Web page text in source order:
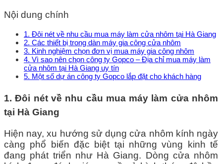
Nội dung chính
1. Đôi nét về nhu cầu mua máy làm cửa nhôm tại Hà Giang
2. Các thiết bị trong dàn máy gia công cửa nhôm
3. Kinh nghiệm chọn đơn vị mua máy gia công nhôm
4. Vì sao nên chọn công ty Gopco – Địa chỉ mua máy làm
cửa nhôm tại Hà Giang uy tín
5. Một số dự án công ty Gopco lắp đặt cho khách hàng
1. Đôi nét về nhu cầu mua máy làm cửa nhôm
tại Hà Giang
Hiện nay, xu hướng sử dụng cửa nhôm kính ngày
càng phổ biến đặc biệt tại những vùng kinh tế
đang phát triển như Hà Giang. Dòng cửa nhôm